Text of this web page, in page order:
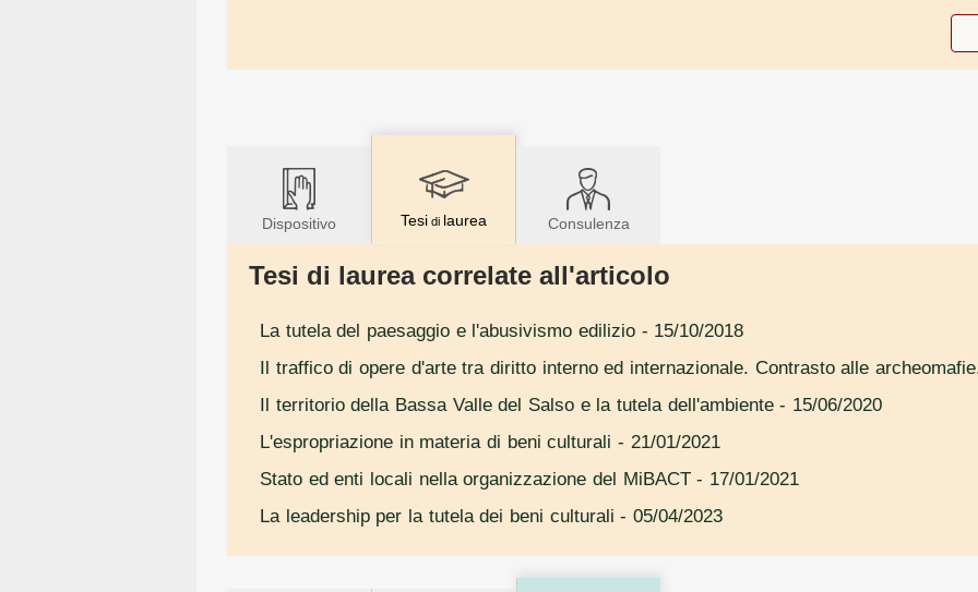
Dispositivo Tesi di laurea Consulenza
Tesi di laurea correlate all'articolo
La tutela del paesaggio e l'abusivismo edilizio - 15/10/2018
Il traffico di opere d'arte tra diritto interno ed internazionale. Contrasto alle
Il territorio della Bassa Valle del Salso e la tutela dell'ambiente- 15/06/2020
L'espropriazione in materia di beni culturali - 21/01/2021
Stato ed enti locali nella organizzazione del MiBACT- 17/01/2021
La leadership per la tutela dei beni culturali - 05/04/2023